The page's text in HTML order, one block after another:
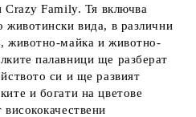
Crazy Family. Тя включва
животински вида, в различни
животно-майка и животно-
палавници ще разберат
си и ще развият
и богати на цветове